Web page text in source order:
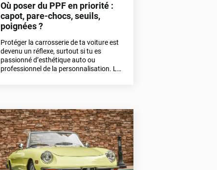
Où poser du PPF en priorité :
capot, pare-chocs, seuils,
poignées ?
Protéger la carrosserie de ta voiture est
devenu un réflexe, surtout si tu es
passionné d’esthétique auto ou
professionnel de la personnalisation. Le
zones ne sont pas exposées de la même
manière. Alors, où poser du PPF en
priorité pour une protection carrosserie
réellement efficace ?